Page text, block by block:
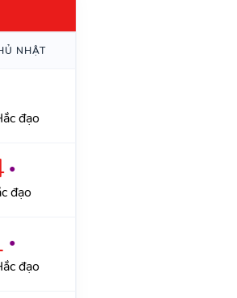
NHẬT
đạo
●
đạo
●
đạo